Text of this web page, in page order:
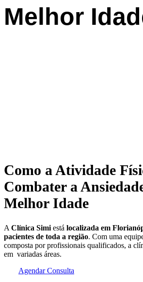
Melhor
Como a Atividade
Combater a
Melhor Idade
A Clínica Simi está localizada em
pacientes de toda a região. Com uma
composta por profissionais qualificados, a
em variadas áreas.
Agendar Consulta